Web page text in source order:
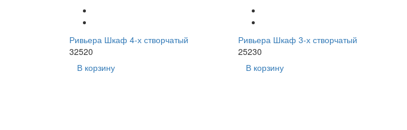
Ривьера Шкаф 4-х створчатый
32520
В корзину
Ривьера Шкаф 3-х створчатый
25230
В корзину